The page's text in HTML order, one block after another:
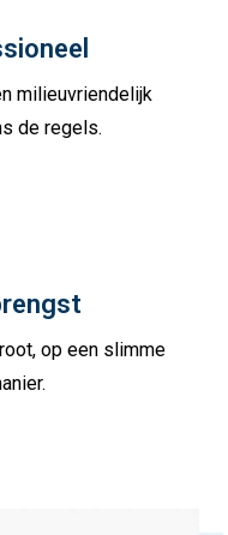
milieuvriendelijk
de regels.
op een slimme